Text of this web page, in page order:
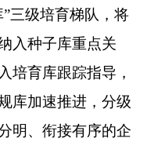
”三级培育梯队，将
入种子库重点关
培育库跟踪指导，
库加速推进，分级
明、衔接有序的企